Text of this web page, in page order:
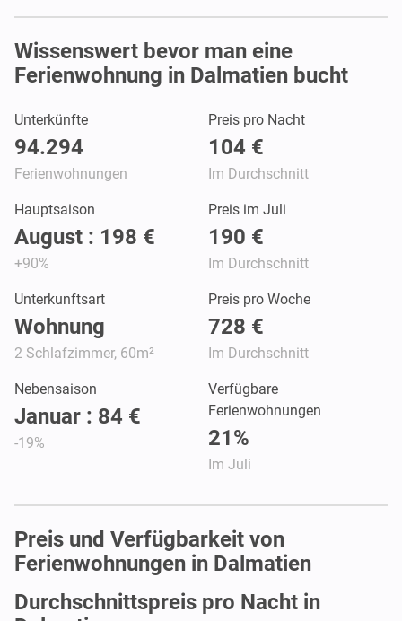
Wissenswert bevor man eine
Ferienwohnung in Dalmatien bucht
Unterkünfte
94.294
Ferienwohnungen
Preis pro Nacht
104 €
Im Durchschnitt
Hauptsaison
August : 198 €
+90%
Preis im Juli
190 €
Im Durchschnitt
Unterkunftsart
Wohnung
2 Schlafzimmer, 60m²
Preis pro Woche
728 €
Im Durchschnitt
Nebensaison
Januar : 84 €
-19%
Verfügbare
Ferienwohnungen
21%
Im Juli
Preis und Verfügbarkeit von
Ferienwohnungen in Dalmatien
Durchschnittspreis pro Nacht in